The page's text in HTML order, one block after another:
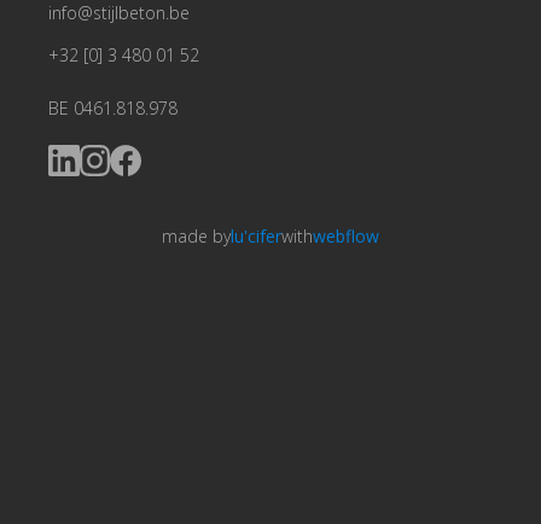
info@stijlbeton.be
+32 [0] 3 480 01 52
BE 0461.818.978
made bylu'ciferwithwebflow